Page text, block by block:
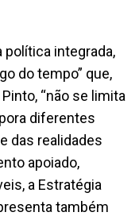
integrada,
do tempo” que,
“não se limita
diferentes
das realidades
apoiado,
a Estratégia
também